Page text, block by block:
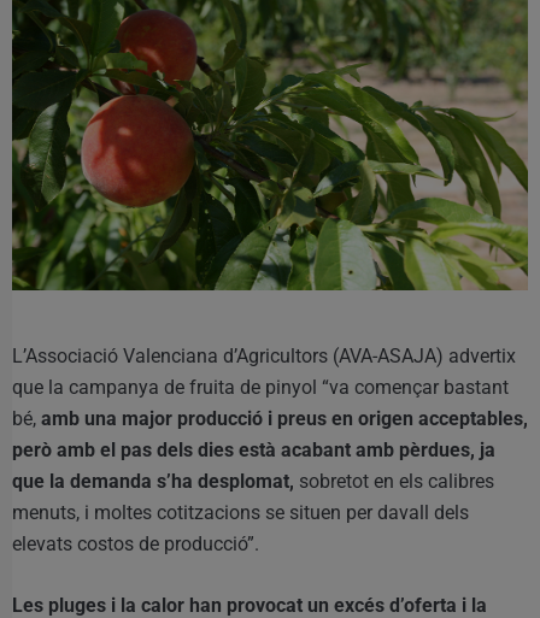
L’Associació Valenciana d’Agricultors (AVA-ASAJA) advertix
que la campanya de fruita de pinyol “va començar bastant
bé, amb una major producció i preus en origen acceptables,
però amb el pas dels dies està acabant amb pèrdues, ja
que la demanda s’ha desplomat, sobretot en els calibres
menuts, i moltes cotitzacions se situen per davall dels
elevats costos de producció”.
Les pluges i la calor han provocat un excés d’oferta i la